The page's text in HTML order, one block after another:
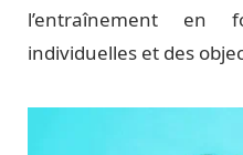
l’entraînement en
individuelles et des